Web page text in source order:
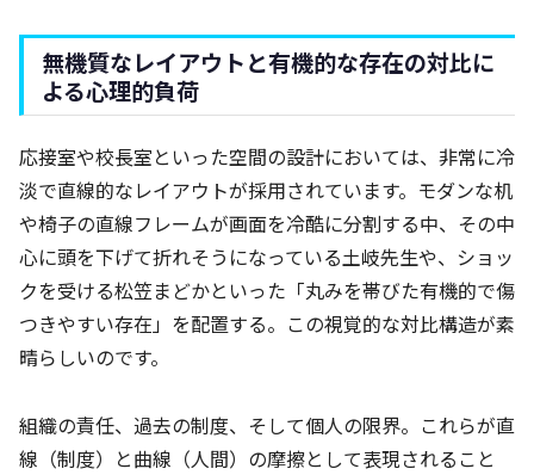
無機質なレイアウトと有機的な存在の対比に
よる心理的負荷
応接室や校長室といった空間の設計においては、非常に冷
淡で直線的なレイアウトが採用されています。モダンな机
や椅子の直線フレームが画面を冷酷に分割する中、その中
心に頭を下げて折れそうになっている土岐先生や、ショッ
クを受ける松笠まどかといった「丸みを帯びた有機的で傷
つきやすい存在」を配置する。この視覚的な対比構造が素
晴らしいのです。
組織の責任、過去の制度、そして個人の限界。これらが直
線（制度）と曲線（人間）の摩擦として表現されること